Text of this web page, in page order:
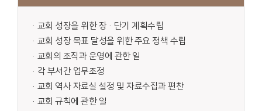
·교회 성장을 위한 장·단기 계획수립
·교회 성장 목표 달성을 위한 주요 정책 수립
·교회의 조직과 운영에 관한 일
·각 부서간 업무조정
·교회 역사 자료실 설정 및 자료수집과 편찬
·교회 규칙에 관한 일